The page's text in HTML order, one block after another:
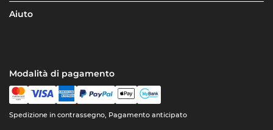
Aiuto
Modalità di pagamento
Spedizione in contrassegno, Pagamento anticipato